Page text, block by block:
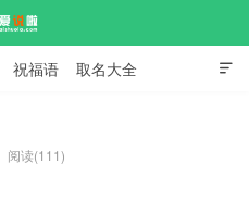

祝福语 取名大全
阅读(111)